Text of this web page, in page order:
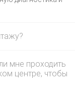
мне проходить
центре, чтобы